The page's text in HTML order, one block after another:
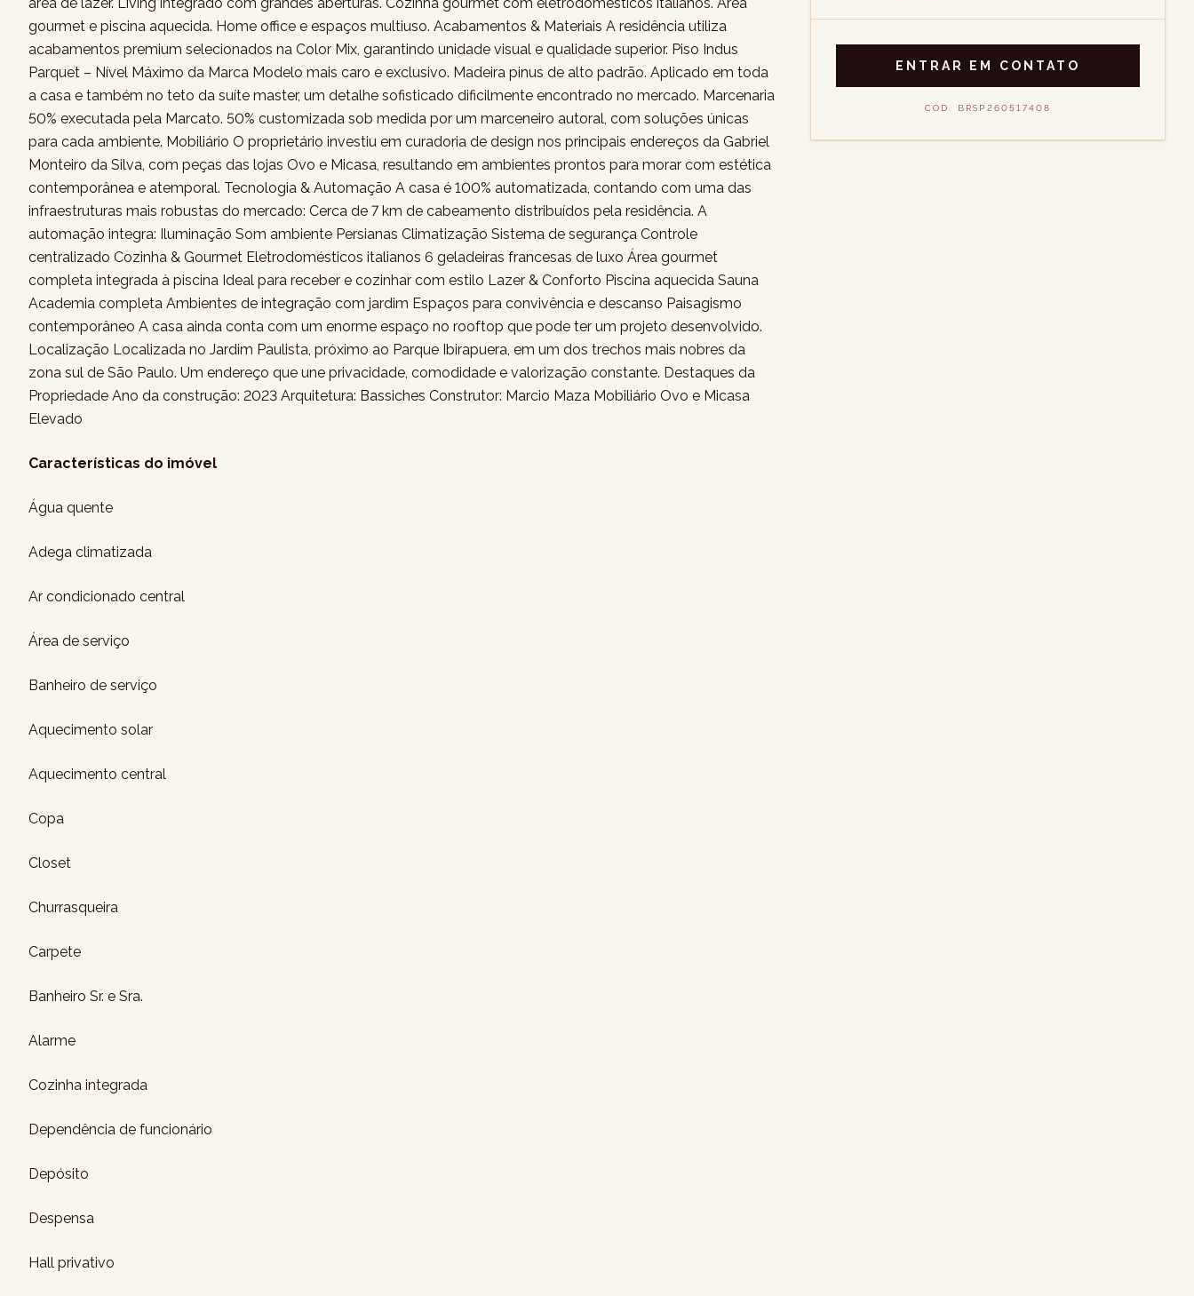
gourmet e piscina aquecida. Home office e espaços multiuso. Acabamentos & Materiais A residência utiliza
acabamentos premium selecionados na Color Mix, garantindo unidade visual e qualidade superior. Piso Indus
Parquet – Nível Máximo da Marca Modelo mais caro e exclusivo. Madeira pinus de alto padrão. Aplicado em toda
a casa e também no teto da suíte master, um detalhe sofisticado dificilmente encontrado no mercado. Marcenaria
50% executada pela Marcato. 50% customizada sob medida por um marceneiro autoral, com soluções únicas
para cada ambiente. Mobiliário O proprietário investiu em curadoria de design nos principais endereços da Gabriel
Monteiro da Silva, com peças das lojas Ovo e Micasa, resultando em ambientes prontos para morar com estética
contemporânea e atemporal. Tecnologia & Automação A casa é 100% automatizada, contando com uma das
infraestruturas mais robustas do mercado: Cerca de 7 km de cabeamento distribuídos pela residência. A
automação integra: Iluminação Som ambiente Persianas Climatização Sistema de segurança Controle
centralizado Cozinha & Gourmet Eletrodomésticos italianos 6 geladeiras francesas de luxo Área gourmet
completa integrada à piscina Ideal para receber e cozinhar com estilo Lazer & Conforto Piscina aquecida Sauna
Academia completa Ambientes de integração com jardim Espaços para convivência e descanso Paisagismo
contemporâneo A casa ainda conta com um enorme espaço no rooftop que pode ter um projeto desenvolvido.
Localização Localizada no Jardim Paulista, próximo ao Parque Ibirapuera, em um dos trechos mais nobres da
zona sul de São Paulo. Um endereço que une privacidade, comodidade e valorização constante. Destaques da
Propriedade Ano da construção: 2023 Arquitetura: Bassiches Construtor: Marcio Maza Mobiliário Ovo e Micasa
Elevado
Características do imóvel
Água quente
Adega climatizada
Ar condicionado central
Área de serviço
Banheiro de serviço
Aquecimento solar
Aquecimento central
Copa
Closet
Churrasqueira
Carpete
Banheiro Sr. e Sra.
Alarme
Cozinha integrada
Dependência de funcionário
Depósito
Despensa
Hall privativo
ENTRAR EM CONTATO
CÓD. BRSP260517408